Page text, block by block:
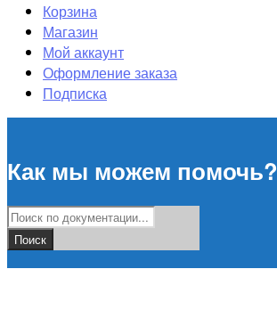
Корзина
Магазин
Мой аккаунт
Оформление заказа
Подписка
Как мы можем помочь?
Поиск